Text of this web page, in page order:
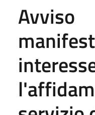
Avviso